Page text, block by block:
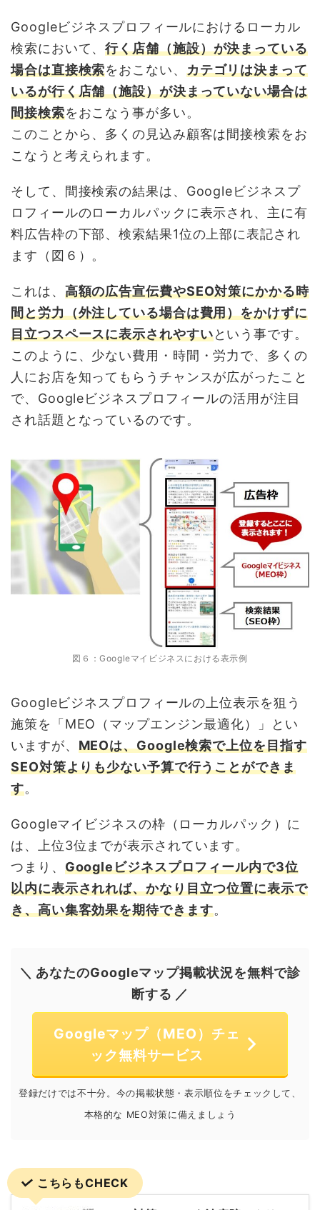
Googleビジネスプロフィールにおけるローカル
検索において、行く店舗（施設）が決まっている
場合は直接検索をおこない、 カテゴリは決まって
いるが行く店舗（施設）が決まっていない場合は
間接検索をおこなう事が多い。
このことから、多くの見込み顧客は間接検索をお
こなうと考えられます。
そして、間接検索の結果は、Googleビジネスプ
ロフィールのローカルパックに表示され、主に有
料広告枠の下部、検索結果1位の上部に表記され
ます（図６）。
これは、 高額の広告宣伝費やSEO対策にかかる時
間と労力（外注している場合は費用）をかけずに
目立つスペースに表示されやすいという事です。
このように、少ない費用・時間・労力で、多くの
人にお店を知ってもらうチャンスが広がったこと
で、Googleビジネスプロフィールの活用が注目
され話題となっているのです。
図６：Googleマイビジネスにおける表示例
Googleビジネスプロフィールの上位表示を狙う
施策を「MEO（マップエンジン最適化）」とい
いますが、 MEOは、Google検索で上位を目指す
SEO対策よりも少ない予算で行うことができま
す。
Googleマイビジネスの枠（ローカルパック）に
は、上位3位までが表示されています。
つまり、 Googleビジネスプロフィール内で3位
以内に表示されれば、かなり目立つ位置に表示で
き、高い集客効果を期待できます。
＼ あなたのGoogleマップ掲載状況を無料で診
断する ／
Googleマップ（MEO）チェ
ック無料サービス
登録だけでは不十分。今の掲載状態・表示順位をチェックして、
本格的な MEO対策に備えましょう
こちらもCHECK